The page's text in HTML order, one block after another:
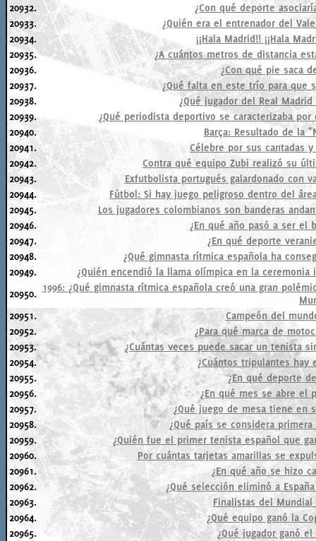
20932.
¿Con qué deporte
20933.
¿Quién era el entrenador del
20934.
¡¡Hala Madrid!! ¡¡Hala
20935.
¿A cuántos metros de distancia
20936.
¿Con qué pie saca
20937.
¿Qué falta en este trío para que
20938.
¿Qué jugador del Real
20939.
¿Qué periodista deportivo se caracterizaba
20940.
Barça: Resultado de la
20941.
Célebre por sus cantadas
20942.
Contra qué equipo Zubi realizó su
20943.
Exfutbolista portugués galardonado con
20944.
Fútbol: Si hay juego peligroso dentro del
20945.
Los jugadores colombianos son banderas
20946.
¿En qué año pasó a ser el
20947.
¿En qué deporte
20948.
¿Qué gimnasta rítmica española ha
20949.
¿Quién encendió la llama olímpica en la ceremonia
20950. 1996: ¿Qué gimnasta rítmica española creó una gran
20951.
Campeón del
20952.
¿Para qué marca de
20953.
¿Cuántas veces puede sacar un tenista
20954.
¿Cuántos tripulantes hay
20955.
¿En qué deporte
20956.
¿En qué mes se abre el
20957.
¿Qué juego de mesa tiene en
20958.
¿Qué país se considera
20959.
¿Quién fue el primer tenista español que
20960.
Por cuántas tarjetas amarillas se
20961.
¿En qué año se hizo
20962.
¿Qué selección eliminó a
20963.
Finalistas del
20964.
¿Qué equipo ganó la
20965.
¿Qué jugador ganó el